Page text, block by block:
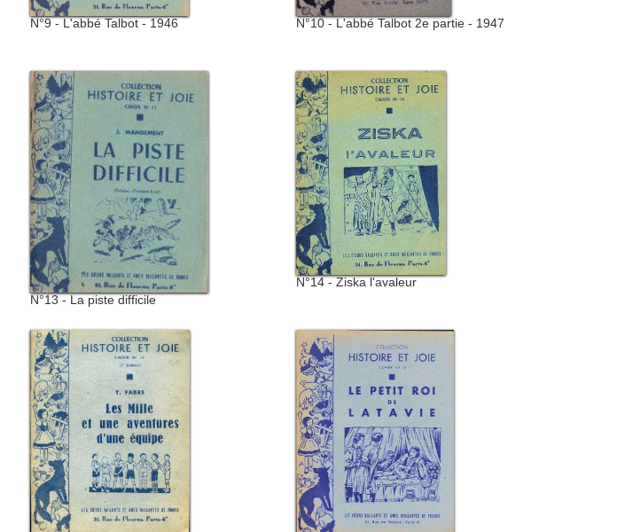
N°9 - L'abbé Talbot - 1946 N°10 - L'abbé Talbot 2e partie - 1947
N°13 - La piste difficile
N°14 - Ziska l'avaleur